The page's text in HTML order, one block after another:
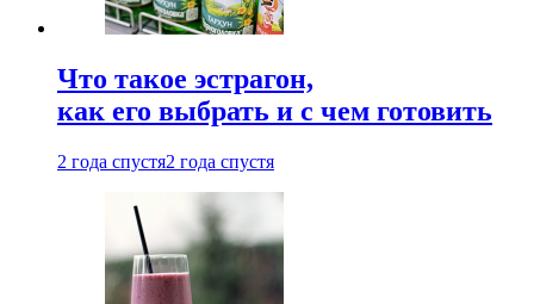
Что такое эстрагон,
как его выбрать и с чем готовить
2 года спустя2 года спустя